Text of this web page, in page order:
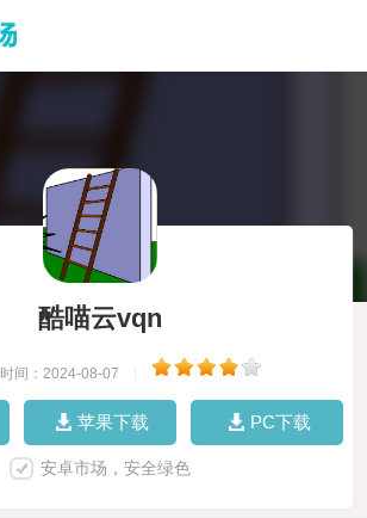
酷喵云vqn
时间：2024-08-07
苹果下载 PC下载
安卓市场，安全绿色